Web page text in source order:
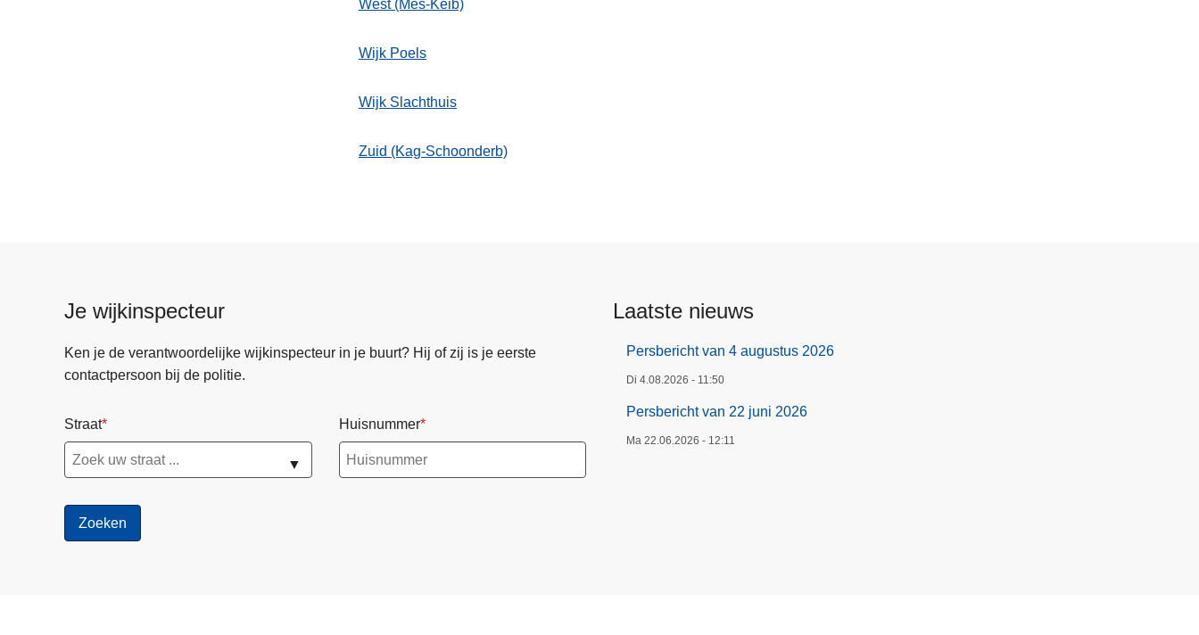
West (Mes-Keib)
Wijk Poels
Wijk Slachthuis
Zuid (Kag-Schoonderb)
Je wijkinspecteur
Ken je de verantwoordelijke wijkinspecteur in je buurt? Hij of zij is je eerste
contactpersoon bij de politie.
Straat
▼
Huisnummer
Laatste nieuws
Persbericht van 4 augustus 2026
Di 4.08.2026 - 11:50
Persbericht van 22 juni 2026
Ma 22.06.2026 - 12:11